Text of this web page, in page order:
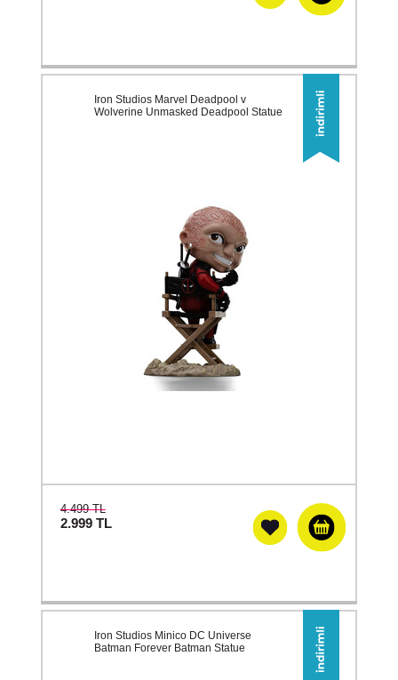
Iron Studios Marvel Deadpool v
Wolverine Unmasked Deadpool Statue
4.499 TL
2.999 TL
Iron Studios Minico DC Universe
Batman Forever Batman Statue